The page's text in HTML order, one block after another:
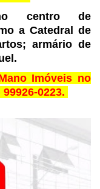
no centro de
a Catedral de
armário de
Imóveis no
0223.